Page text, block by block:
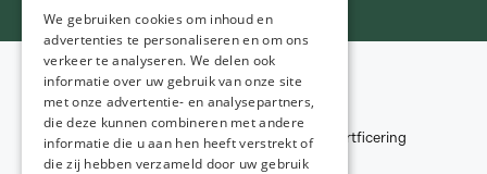
© 2026NGD Care
Voorwaarden
Privacybeleid
Disclaimer
Kwaliteitscriteria en certficering
Webdesign:
Poiter Design
We gebruiken cookies om inhoud en
advertenties te personaliseren en om ons
verkeer te analyseren. We delen ook
informatie over uw gebruik van onze site
met onze advertentie- en analysepartners,
die deze kunnen combineren met andere
informatie die u aan hen heeft verstrekt of
die zij hebben verzameld door uw gebruik